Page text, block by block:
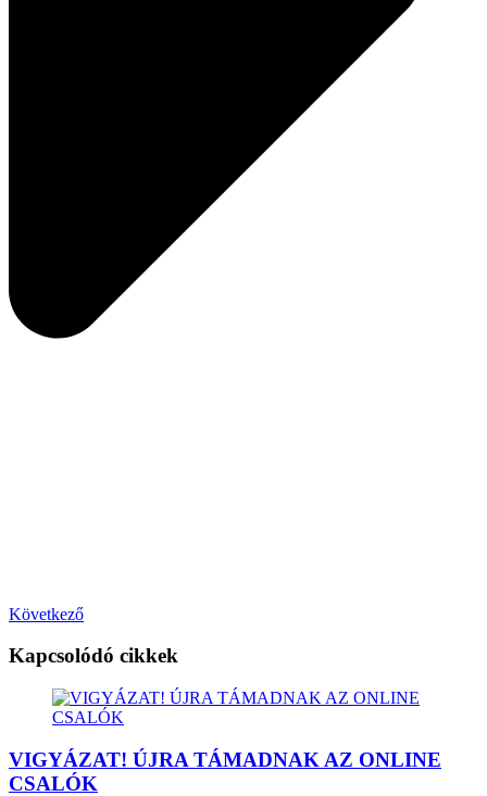
Következő
Kapcsolódó cikkek
VIGYÁZAT! ÚJRA TÁMADNAK AZ ONLINE
CSALÓK